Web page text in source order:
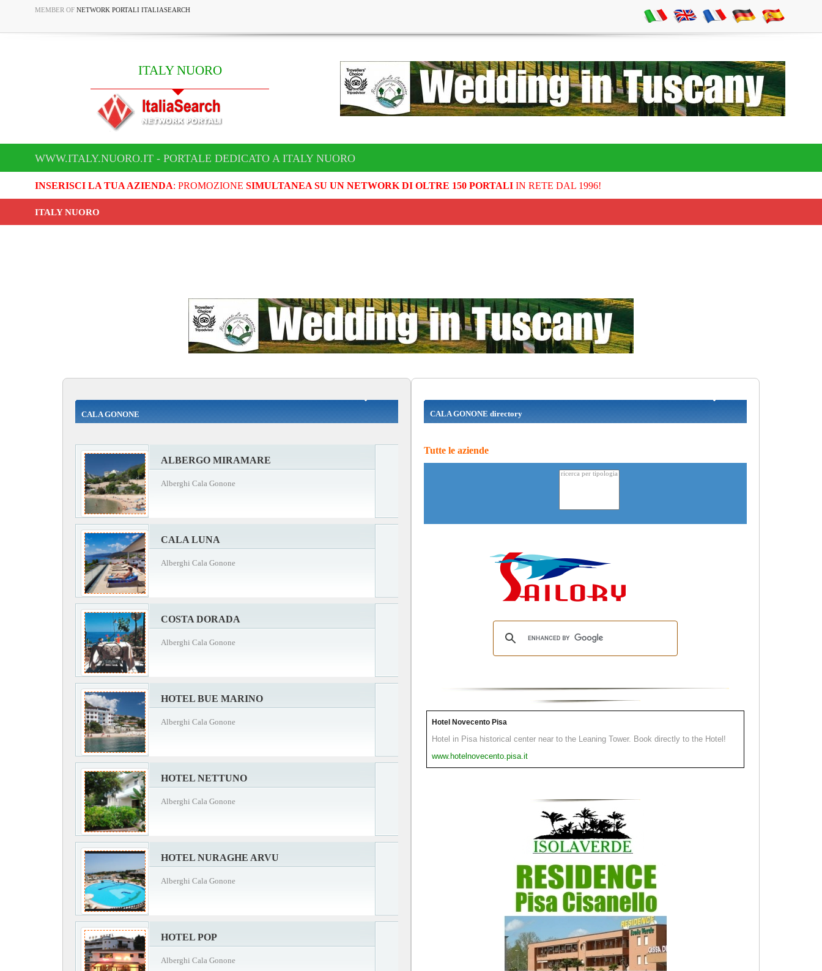
MEMBER OF NETWORK PORTALI ITALIASEARCH
ITALY NUORO
WWW.ITALY.NUORO.IT - PORTALE DEDICATO A ITALY NUORO
INSERISCI LA TUA AZIENDA: PROMOZIONE SIMULTANEA SU UN NETWORK DI OLTRE 150 PORTALIIN RETE DAL 1996!
ITALY NUORO
CALA GONONE
ALBERGO MIRAMARE
Alberghi Cala Gonone
CALA LUNA
Alberghi Cala Gonone
COSTA DORADA
Alberghi Cala Gonone
HOTEL BUE MARINO
Alberghi Cala Gonone
HOTEL NETTUNO
Alberghi Cala Gonone
HOTEL NURAGHE ARVU
Alberghi Cala Gonone
HOTEL POP
Alberghi Cala Gonone
CALA GONONE directory
Tutte le aziende
Hotel Novecento Pisa
Hotel in Pisa historical center near to the Leaning Tower. Book directly to the Hotel!
www.hotelnovecento.pisa.it